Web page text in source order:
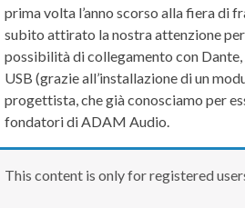
prima volta l’anno scorso alla fiera di
subito attirato la nostra attenzione
possibilità di collegamento con Dante,
USB (grazie all’installazione di un
progettista, che già conosciamo per
fondatori di ADAM Audio.
This content is only for registered